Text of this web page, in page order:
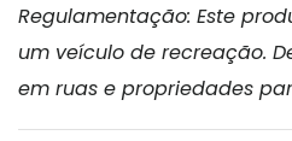
Regulamentação: Este
um veículo de recreação.
em ruas e propriedades